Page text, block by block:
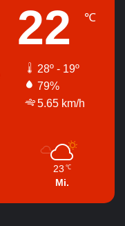
22 ℃
28º - 19º
79%
5.65 km/h
23 ℃
Mi.